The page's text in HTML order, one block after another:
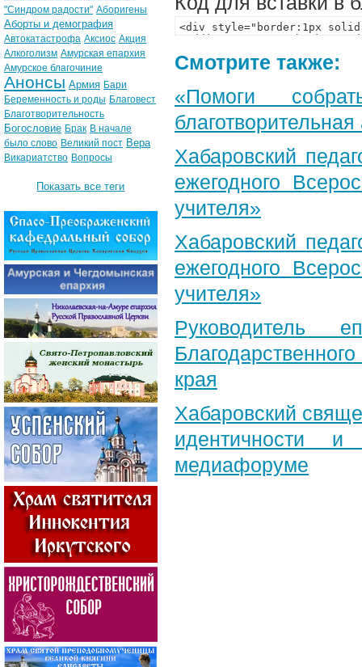
Смотрите также:
«Помоги
Хабаровский
ежегодного
учителя»
Хабаровский
ежегодного
учителя»
Руководитель
края
Хабаровский
идентичности
медиафоруме
"Синдром радости" Аборигены
Аборты и демография
Автокатастрофа Аксиос Акция
Алкоголизм Амурская епархия
Амурское благочиние
Анонсы Армия Бари
Беременность и роды Благовест
Благотворительность
Богословие Брак В начале
было слово Великий пост Вера
Викариатство Вопросы
Показать все теги